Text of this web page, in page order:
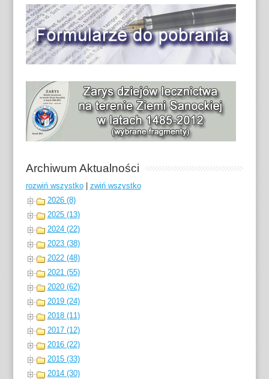
Archiwum Aktualności
rozwiń wszystko| zwiń wszystko
2026 (8)
2025 (13)
2024 (22)
2023 (38)
2022 (48)
2021 (55)
2020 (62)
2019 (24)
2018 (11)
2017 (12)
2016 (22)
2015 (33)
2014 (30)